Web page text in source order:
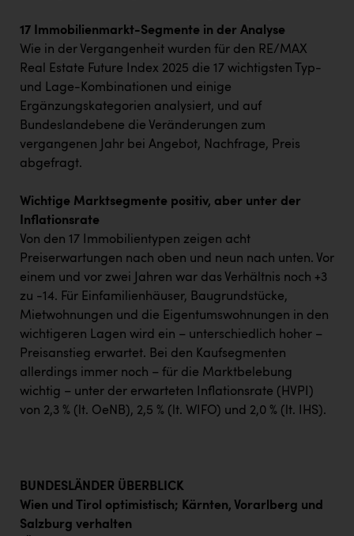
17 Immobilienmarkt-Segmente in der Analyse
Wie in der Vergangenheit wurden für den RE/MAX
Real Estate Future Index 2025 die 17 wichtigsten Typ-
und Lage-Kombinationen und einige
Ergänzungskategorien analysiert, und auf
Bundeslandebene die Veränderungen zum
vergangenen Jahr bei Angebot, Nachfrage, Preis
abgefragt.
Wichtige Marktsegmente positiv, aber unter der
Inflationsrate
Von den 17 Immobilientypen zeigen acht
Preiserwartungen nach oben und neun nach unten. Vor
einem und vor zwei Jahren war das Verhältnis noch +3
zu -14. Für Einfamilienhäuser, Baugrundstücke,
Mietwohnungen und die Eigentumswohnungen in den
wichtigeren Lagen wird ein – unterschiedlich hoher –
Preisanstieg erwartet. Bei den Kaufsegmenten
allerdings immer noch – für die Marktbelebung
wichtig – unter der erwarteten Inflationsrate (HVPI)
von 2,3 % (lt. OeNB), 2,5 % (lt. WIFO) und 2,0 % (lt. IHS).
BUNDESLÄNDER ÜBERBLICK
Wien und Tirol optimistisch; Kärnten, Vorarlberg und
Salzburg verhalten